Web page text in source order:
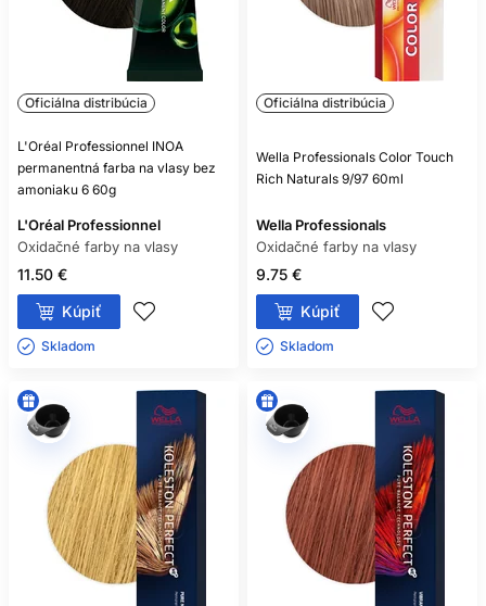
Oficiálna distribúcia
L'Oréal Professionnel INOA
permanentná farba na vlasy bez
amoniaku 6 60g
L'Oréal Professionnel
Oxidačné farby na vlasy
11.50 €
Kúpiť
Skladom ㅤ
Oficiálna distribúcia
Wella Professionals Color Touch
Rich Naturals 9/97 60ml
Wella Professionals
Oxidačné farby na vlasy
9.75 €
Kúpiť
Skladom ㅤ